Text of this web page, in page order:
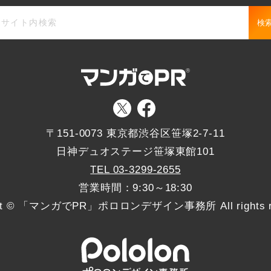
検
〒151-0073 東京都渋谷区笹塚2-7-11
日神デュオステージ笹塚東館101
TEL 03-3299-2655
営業時間：9:30～18:30
© 「マンガでPR」ポロロンデザイン事務所 All rights